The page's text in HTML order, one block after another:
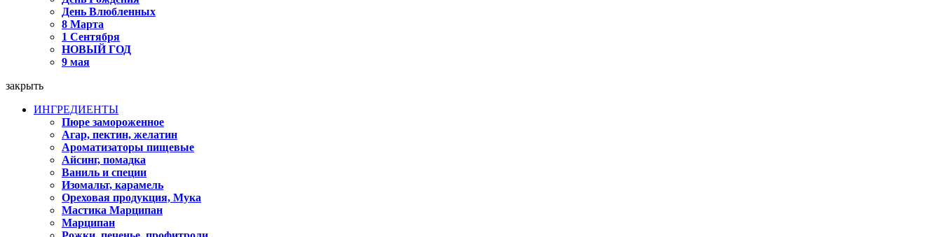
День Влюбленных
8 Марта
1 Сентября
НОВЫЙ ГОД
9 мая
закрыть
ИНГРЕДИЕНТЫ
Пюре замороженное
Агар, пектин, желатин
Ароматизаторы пищевые
Айсинг, помадка
Ваниль и специи
Изомальт, карамель
Ореховая продукция, Мука
Мастика Марципан
Марципан